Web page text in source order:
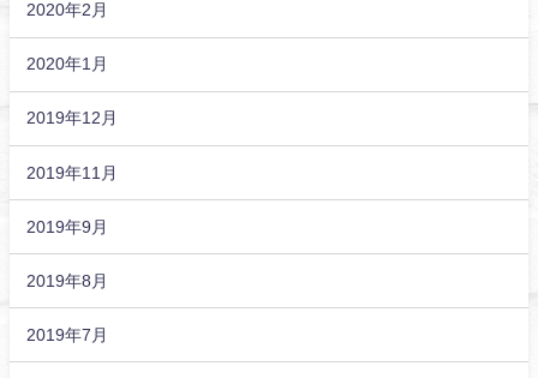
2020年2月
2020年1月
2019年12月
2019年11月
2019年9月
2019年8月
2019年7月